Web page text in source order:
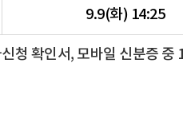
9.9(화) 14:25
청 확인서, 모바일 신분증 중